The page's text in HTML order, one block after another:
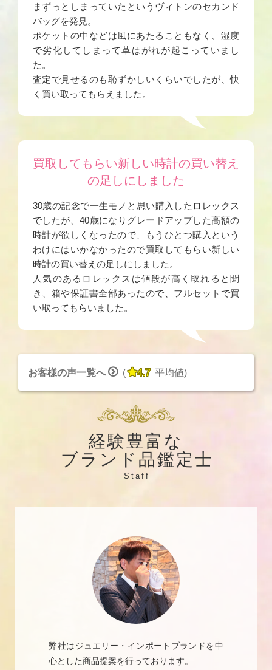
まずっとしまっていたというヴィトンのセカンド
バッグを発見。
ポケットの中などは風にあたることもなく、湿度
で劣化してしまって革はがれが起こっていまし
た。
査定で見せるのも恥ずかしいくらいでしたが、快
く買い取ってもらえました。
買取してもらい新しい時計の買い替え
の足しにしました
30歳の記念で一生モノと思い購入したロレックス
でしたが、40歳になりグレードアップした高額の
時計が欲しくなったので、もうひとつ購入という
わけにはいかなかったので買取してもらい新しい
時計の買い替えの足しにしました。
人気のあるロレックスは値段が高く取れると聞
き、箱や保証書全部あったので、フルセットで買
い取ってもらいました。
お客様の声一覧へ  (4.7 平均値)
経験豊富な
ブランド品鑑定士
Staff
弊社はジュエリー・インポートブランドを中
心とした商品提案を行っております。